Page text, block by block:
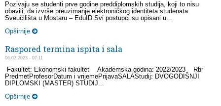
Pozivaju se studenti prve godine preddiplomskih studija, koji to nisu
obavili, da izvrše preuzimanje elektroničkog identiteta studenata
Sveučilišta u Mostaru – EduID.Svi postupci su opisani u...
Opširnije
Raspored termina ispita i sala
06.02.2023 - 07:11
Fakultet: Ekonomski fakultet Akademska godina: 2022/2023 Rbr
PredmetProfesorDatum i vrijemePrijavaSALAStudij: DVOGODIŠNJI
DIPLOMSKI (MASTER) STUDIJ...
Opširnije